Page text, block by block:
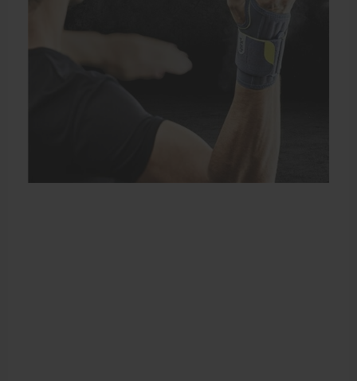
Elleboogbrace
Rugbrace
Beenbrace